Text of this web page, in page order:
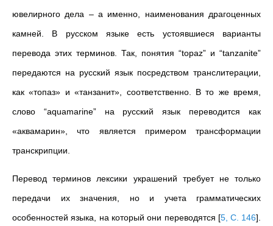
ювелирного дела – а именно, наименования драгоценных
камней. В русском языке есть устоявшиеся варианты
перевода этих терминов. Так, понятия “topaz” и “tanzanite”
передаются на русский язык посредством транслитерации,
как «топаз» и «танзанит», соответственно. В то же время,
слово “aquamarine” на русский язык переводится как
«аквамарин», что является примером трансформации
транскрипции.
Перевод терминов лексики украшений требует не только
передачи их значения, но и учета грамматических
особенностей языка, на который они переводятся [5, C. 146]